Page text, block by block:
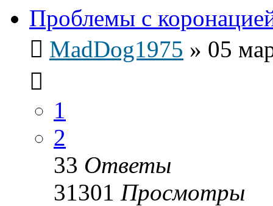
Проблемы с
MadDog1975 » 05
1
2
33 Ответы
31301 Просмотры